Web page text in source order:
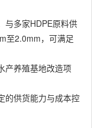
与多家HDPE原料供
至2.0mm，可满足
产养殖基地改造项
的供货能力与成本控